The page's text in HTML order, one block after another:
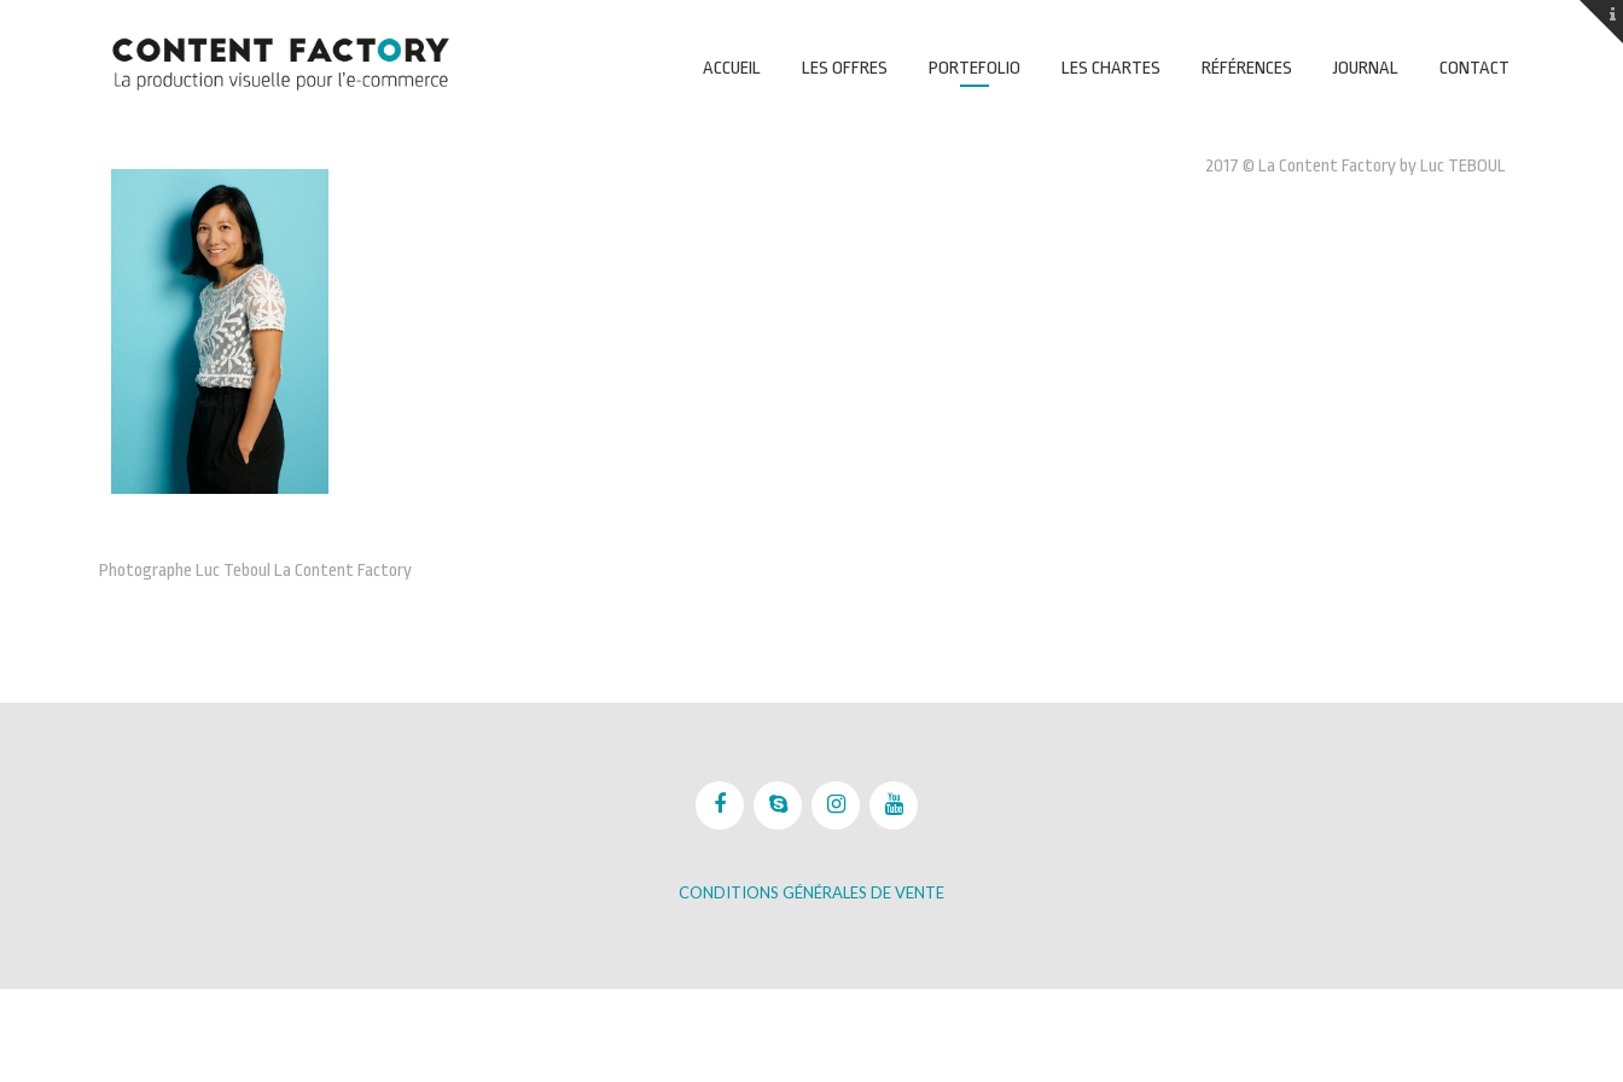
ACCUEIL LES OFFRES PORTEFOLIO LES CHARTES RÉFÉRENCES JOURNAL CONTACT
Photographe Luc Teboul La Content Factory
2017 © La Content Factory by Luc TEBOUL
CONDITIONS GÉNÉRALES DE VENTE